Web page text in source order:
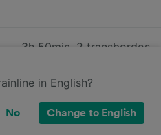
3h 50min 2 transbordos
in English?
No Change to English